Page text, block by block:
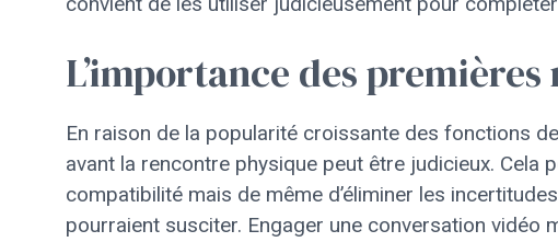
L’importance des
En raison de la popularité croissante des fonctions de
avant la rencontre physique peut être judicieux. Cela
compatibilité mais de même d’éliminer les
pourraient susciter. Engager une conversation vidéo